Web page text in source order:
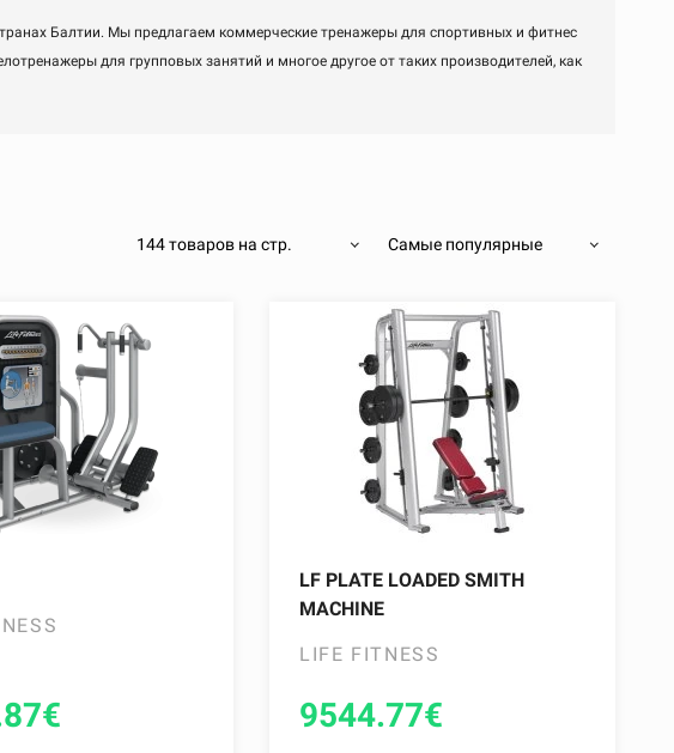
Балтии. Мы предлагаем коммерческие тренажеры для спортивных и фитнес
для групповых занятий и многое другое от таких производителей, как
144 товаров на стр. Самые популярные
€
LF PLATE LOADED SMITH
MACHINE
LIFE FITNESS
9544.77€